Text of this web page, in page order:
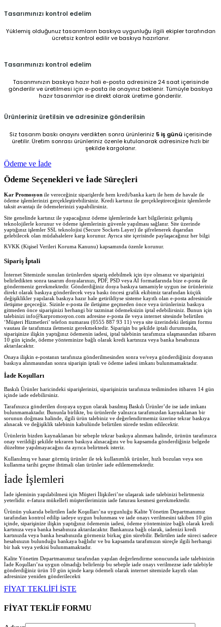
Tasarımınızı kontrol edelim
Yüklemiş olduğunuz tasarımların baskıya uygunluğu ilgili ekipler tarafından
ücretsiz kontrol edilir ve baskıya hazırlanır.
Tasarımınızı kontrol edelim
Tasarımınızın baskıya hazır hali e-posta adresinize 24 saat içerisinde
gönderilir ve üretilmesi için e-posta ile onayınız beklenir. Tümüyle baskıya
hazır tasarımlar ise direkt olarak üretime gönderilir.
Ürünleriniz üretilsin ve adresinize gönderilsin
Siz tasarım baskı onayını verdikten sonra ürünleriniz 5 iş günü içerisinde
üretilir. Üretim sonrası ürünleriniz özenle kutulanarak adresinize hızlı bir
şekilde kargolanır.
Ödeme ve İade
Ödeme Seçenekleri ve İade Süreçleri
Kar Promosyon ile vereceğiniz siparişlerde hem kredi/banka kartı ile hem de havale ile
ödeme işlemlerinizi gerçekleştirebilirsiniz. Kredi kartınız ile gerçekleştireceğiniz işlemlerde
taksit avantajı ile ödemelerinizi yapabilirsiniz.
Site genelinde kartınız ile yapacağınız ödeme işlemlerinde kart bilgileriniz gelişmiş
teknolojilerle korunur ve ödeme işlemlerinin güvenle yapılması sağlanır. Site üzerinde
yaptığınız işlemler SSL teknolojisi (Secure Sockets Layer) ile şifrelenerek dışarıdan
gelebilecek olan müdahalelere karşı korunur. Ayrıca site içerisinde paylaşacağınız her bilgi
KVKK (Kişisel Verileri Koruma Kanunu) kapsamında özenle korunur.
Sipariş İptali
İnternet Sitemizde sunulan ürünlerden sipariş edebilmek için üye olmanız ve siparişinizi
belirledikten sonra tasarım dosyalarınızı, PDF, PSD veya AI formatlarında bize e-posta ile
göndermeniz gerekmektedir. Gönderdiğiniz dosya baskıya tamamiyle uygun ise ürünleriniz
direkt olarak baskıya gönderilecek veya baskı öncesi grafik ekibimiz tarafından küçük
değişiklikler yapılarak baskıya hazır hale getirildiyse sisteme kayıtlı olan e-posta adresinizle
iletişime geçeceğiz. Sizinle e-posta ile iletişime geçmeden önce veya ürünleriniz baskıya
gitmeden önce siparişinizi herhangi bir tazminat ödemeksizin iptal edebilirsiniz. Bunun için
talebinizi info@karpromosyon.com adresine e-posta ile veya internet sitesinde belirtilen
‘Müşteri Hizmetleri’ telefon numarası (0555 887 93 11) veya site üzerindeki iletişim formu
vasıtası ile tarafımıza iletmeniz gerekmektedir. Siparişin bu şekilde iptali durumunda,
siparişinize ilişkin yaptığınız ödemenin iadesi, iptal talebinin tarafımıza ulaşmasından itibaren
10 gün içinde, ödeme yönteminize bağlı olarak kredi kartınıza veya banka hesabınıza
aktarılacaktır.
Onaya ilişkin e-postanın tarafınıza gönderilmesinden sonra ve/veya gönderdiğiniz dosyanın
baskıya alınmasından sonra siparişin iptali ve ödeme iadesi imkanı bulunmamaktadır.
İade Koşulları
Baskılı Ürünler haricindeki siparişlerinizi, siparişinizin tarafınıza tesliminden itibaren 14 gün
içinde iade edebilirsiniz.
Tarafınızca gönderilen dosyaya uygun olarak basılmış Baskılı Ürünler’de ise iade imkanı
bulunmamaktadır. Bununla birlikte, bu ürünlerde yalnızca tarafımızdan kaynaklanan bir
sorunun doğması halinde, ilgili ürün talebiniz ve değerlendirmemiz üzerine tekrar baskıya
alınacak ve değişiklik talebinin kabulünde belirtilen sürede teslim edilecektir.
Ürünlerin bizden kaynaklanan bir sebeple tekrar baskıya alınması halinde, ürünün tarafınızca
onay verildiği şekilde tekraren baskıya alınacağını ve bu kapsamda gönderdiğiniz belgede
düzeltme yapılmayacağını da ayrıca belirtmek isteriz.
Kullanılmış ve hasar görmüş ürünler ile tek kullanımlık ürünler, hızlı bozulan veya son
kullanma tarihi geçme ihtimali olan ürünler iade edilememektedir.
İade İşlemleri
İade işleminin yapılabilmesi için Müşteri İlişkileri’ne ulaşarak iade talebinizi belirtmeniz
yeterlidir. e-fatura mükellefi müşterilerimizin iade faturası kesmesi gerekmektedir.
Ürünün yukarıda belirtilen İade Koşulları’na uygunluğu Kalite Yönetim Departmanımız
tarafından kontrol edilip iadeye uygun bulunması ve iade onayı verilmesini takiben 10 gün
içinde, siparişinize ilişkin yaptığınız ödemenin iadesi, ödeme yönteminize bağlı olarak kredi
kartınıza veya banka hesabınıza aktarılacaktır. Bankanıza bağlı olarak, iadenizi kredi
kartınızda veya banka hesabınızda görmeniz birkaç gün sürebilir. Belirtilen iade süreci sadece
hesabınızın bulunduğu bankaya bağlıdır ve bu kapsamda tarafımızın süreçle ilgili herhangi
bir hak veya yetkisi bulunmamaktadır.
Kalite Yönetim Departmanımız tarafından yapılan değerlendirme sonucunda iade talebinizin
İade Koşulları’na uygun olmadığı belirlenip bu sebeple iade onayı verilmezse iade talebiyle
gönderdiğiniz ürün 10 gün içinde karşı ödemeli olarak internet sitemizde kayıtlı olan
adresinize yeniden gönderilecekti
FİYAT TEKLİFİ İSTE
FİYAT TEKLİF FORMU